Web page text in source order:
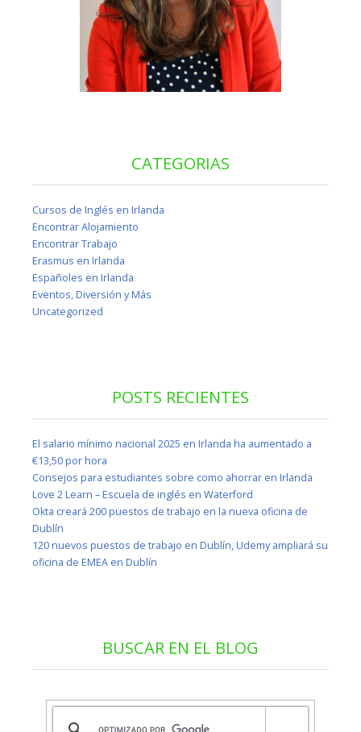
CATEGORIAS
Cursos de Inglés en Irlanda
Encontrar Alojamiento
Encontrar Trabajo
Erasmus en Irlanda
Españoles en Irlanda
Eventos, Diversión y Más
Uncategorized
POSTS RECIENTES
El salario mínimo nacional 2025 en Irlanda ha aumentado a
€13,50 por hora
Consejos para estudiantes sobre como ahorrar en Irlanda
Love 2 Learn – Escuela de inglés en Waterford
Okta creará 200 puestos de trabajo en la nueva oficina de
Dublín
120 nuevos puestos de trabajo en Dublín, Udemy ampliará su
oficina de EMEA en Dublín
BUSCAR EN EL BLOG